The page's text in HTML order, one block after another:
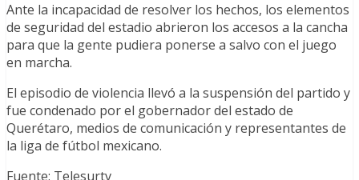
Ante la incapacidad de resolver los hechos, los elementos
de seguridad del estadio abrieron los accesos a la cancha
para que la gente pudiera ponerse a salvo con el juego
en marcha.
El episodio de violencia llevó a la suspensión del partido y
fue condenado por el gobernador del estado de
Querétaro, medios de comunicación y representantes de
la liga de fútbol mexicano.
Fuente: Telesurtv